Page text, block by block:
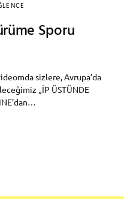
Sporu
sizlere, Avrupa’da
„İP ÜSTÜNDE